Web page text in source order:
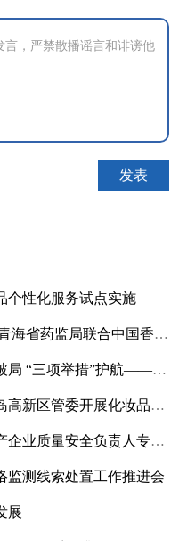
个性化服务试点实施
料香精化妆品工业协会开展公益捐赠活动
海高原特色化妆品原料产业迈出实质性步伐
品新原料注册备案赋能专题交流活动
负责人专题培训暨现场观摩活动
监测线索处置工作推进会
展